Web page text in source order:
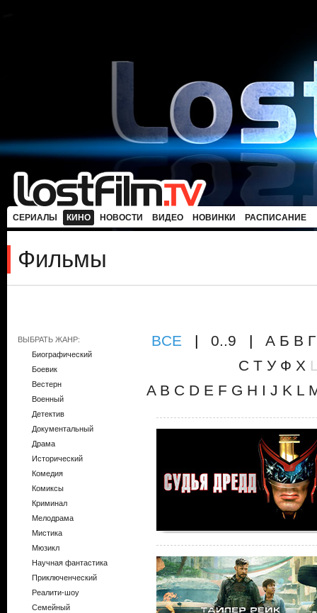
СЕРИАЛЫ КИНО НОВОСТИ ВИДЕО НОВИНКИ РАСПИСАНИЕ
Фильмы
ВЫБРАТЬ ЖАНР:
Биографический
Боевик
Вестерн
Военный
Детектив
Документальный
Драма
Исторический
Комедия
Комиксы
Криминал
Мелодрама
Мистика
Мюзикл
Научная фантастика
Приключенческий
Реалити-шоу
Семейный
ВCE | 0..9 | А Б В Г
С Т У Ф Х
A B C D E F G H I J K L